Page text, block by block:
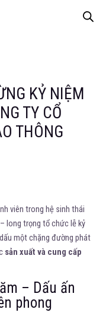
KỶ NIỆM
TY CỔ
THÔNG
viên trong hệ sinh thái
– long trọng tổ chức lễ kỷ
một chặng đường phát
sản xuất và cung cấp
– Dấu ấn
phong